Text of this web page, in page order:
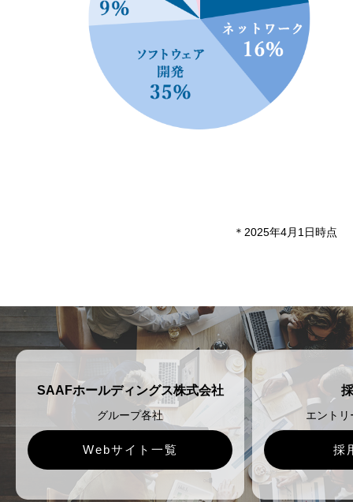
＊2025年4月1日時点
SAAFホールディングス株式会社
グループ各社
Webサイト一覧
エント
採